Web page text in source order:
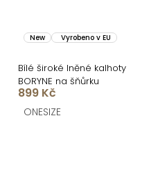
New Vyrobeno v EU
Bílé široké lněné kalhoty
BORYNE na šňůrku
899 Kč
ONESIZE